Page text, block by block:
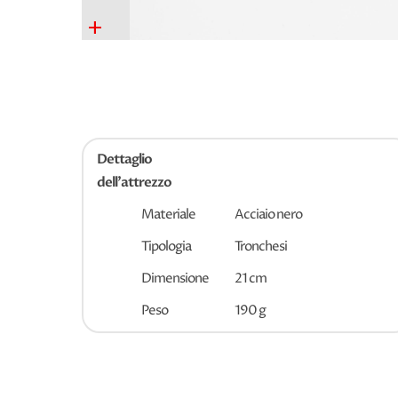
+
Dettaglio
dell'attrezzo
Materiale
Acciaio nero
Tipologia
Tronchesi
Dimensione
21 cm
Peso
190 g